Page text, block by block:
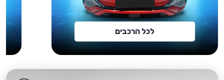
לכל הרכבים